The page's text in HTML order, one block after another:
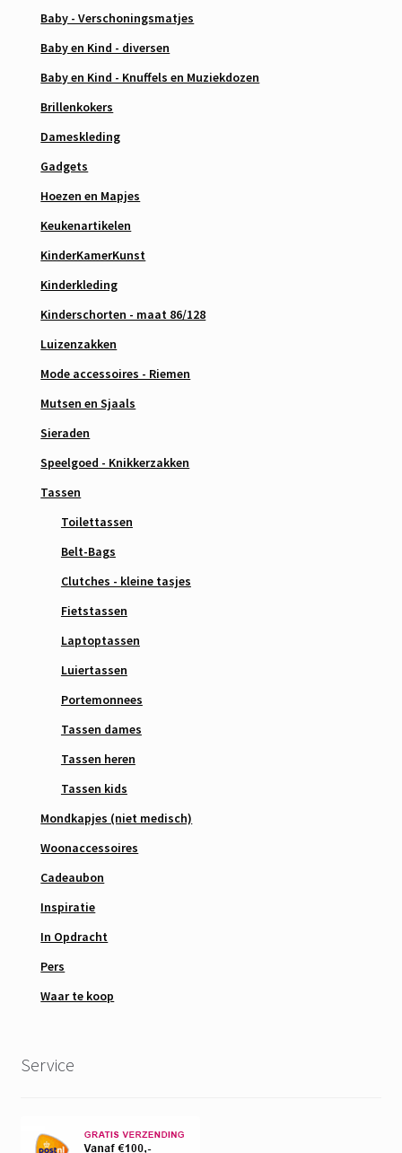
Baby - Verschoningsmatjes
Baby en Kind - diversen
Baby en Kind - Knuffels en Muziekdozen
Brillenkokers
Dameskleding
Gadgets
Hoezen en Mapjes
Keukenartikelen
KinderKamerKunst
Kinderkleding
Kinderschorten - maat 86/128
Luizenzakken
Mode accessoires - Riemen
Mutsen en Sjaals
Sieraden
Speelgoed - Knikkerzakken
Tassen
Toilettassen
Belt-Bags
Clutches - kleine tasjes
Fietstassen
Laptoptassen
Luiertassen
Portemonnees
Tassen dames
Tassen heren
Tassen kids
Mondkapjes (niet medisch)
Woonaccessoires
Cadeaubon
Inspiratie
In Opdracht
Pers
Waar te koop
Service